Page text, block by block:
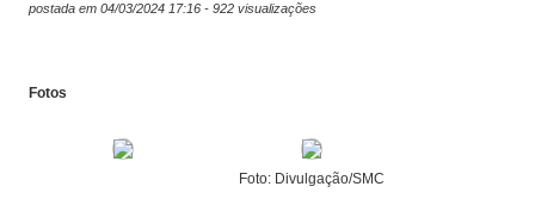
postada em 04/03/2024 17:16 - 922 visualizações
Fotos
Foto: Divulgação/SMC